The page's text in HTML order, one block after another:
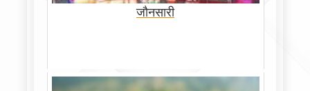
जौनसारी